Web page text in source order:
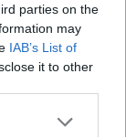
parties on the
may
IAB’s List of
it to other
more Google